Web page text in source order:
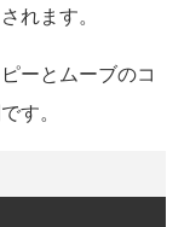
れます。
ーとムーブのコ
す。